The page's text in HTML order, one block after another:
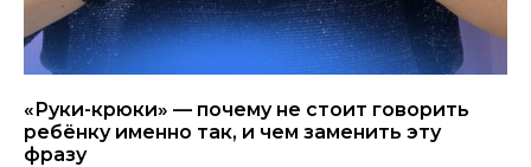
«Руки-крюки» — почему не стоит говорить
ребёнку именно так, и чем заменить эту
фразу